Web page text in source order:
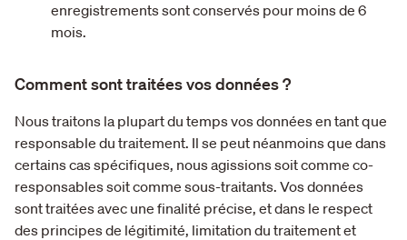
enregistrements sont conservés pour moins de 6
mois.
Comment sont traitées vos données ?
Nous traitons la plupart du temps vos données en tant que
responsable du traitement. Il se peut néanmoins que dans
certains cas spécifiques, nous agissions soit comme co-
responsables soit comme sous-traitants. Vos données
sont traitées avec une finalité précise, et dans le respect
des principes de légitimité, limitation du traitement et